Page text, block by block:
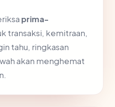
prima-
transaksi, kemitraan,
tahu, ringkasan
akan menghemat